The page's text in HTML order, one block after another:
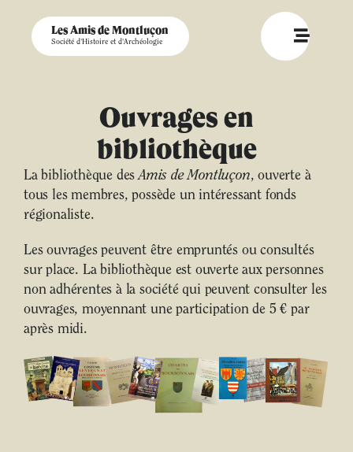
Les Amis de Montluçon
Société d'Histoire et d'Archéologie
Ouvrages en
bibliothèque
La bibliothèque desAmis de Montluçon, ouverte à
tous les membres, possède un intéressant fonds
régionaliste.
Les ouvrages peuvent être empruntés ou consultés
sur place. La bibliothèque est ouverte aux personnes
non adhérentes à la société qui peuvent consulter les
ouvrages, moyennant une participation de 5 € par
après midi.